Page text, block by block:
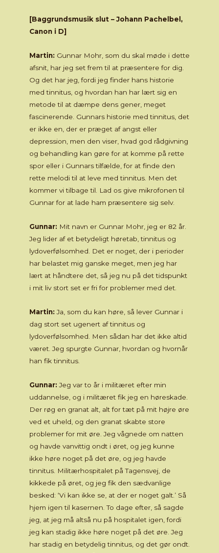
[Baggrundsmusik slut – Johann Pachelbel,
Canon i D]
Martin: Gunnar Mohr, som du skal møde i dette
afsnit, har jeg set frem til at præsentere for dig.
Og det har jeg, fordi jeg finder hans historie
med tinnitus, og hvordan han har lært sig en
metode til at dæmpe dens gener, meget
fascinerende. Gunnars historie med tinnitus, det
er ikke en, der er præget af angst eller
depression, men den viser, hvad god rådgivning
og behandling kan gøre for at komme på rette
spor eller i Gunnars tilfælde, for at finde den
rette melodi til at leve med tinnitus. Men det
kommer vi tilbage til. Lad os give mikrofonen til
Gunnar for at lade ham præsentere sig selv.
Gunnar: Mit navn er Gunnar Mohr, jeg er 82 år.
Jeg lider af et betydeligt høretab, tinnitus og
lydoverfølsomhed. Det er noget, der i perioder
har belastet mig ganske meget, men jeg har
lært at håndtere det, så jeg nu på det tidspunkt
i mit liv stort set er fri for problemer med det.
Martin:Ja, som du kan høre, så lever Gunnar i
dag stort set ugenert af tinnitus og
lydoverfølsomhed. Men sådan har det ikke altid
været. Jeg spurgte Gunnar, hvordan og hvornår
han fik tinnitus.
Gunnar:Jeg var to år i militæret efter min
uddannelse, og i militæret fik jeg en høreskade.
Der røg en granat alt, alt for tæt på mit højre øre
ved et uheld, og den granat skabte store
problemer for mit øre. Jeg vågnede om natten
og havde vanvittig ondt i øret, og jeg kunne
ikke høre noget på det øre, og jeg havde
tinnitus. Militærhospitalet på Tagensvej, de
kikkede på øret, og jeg fik den sædvanlige
besked: ‘Vi kan ikke se, at der er noget galt.’ Så
hjem igen til kasernen. To dage efter, så sagde
jeg, at jeg må altså nu på hospitalet igen, fordi
jeg kan stadig ikke høre noget på det øre. Jeg
har stadig en betydelig tinnitus, og det gør ondt.